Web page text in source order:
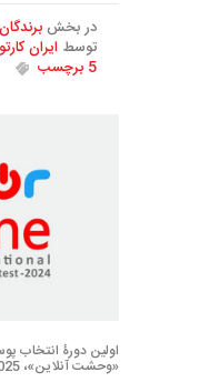
در بخشبرندگان
توسط ایران
5 برچسب
اولین دورۀ انتخاب
«وحشت آنلاین»، 2025